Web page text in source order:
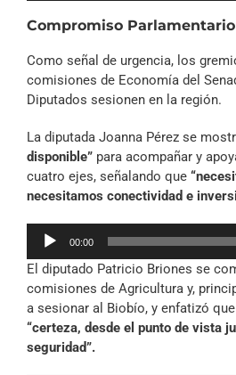
Compromiso Parlamentario
Como señal de urgencia, los
comisiones de Economía del
Diputados sesionen en la región.
La diputada Joanna Pérez se
disponible” para acompañar y
cuatro ejes, señalando que
necesitamos conectividad e
Reproductor
audio
00:00
El diputado Patricio Briones se
comisiones de Agricultura y,
a sesionar al Biobío, y enfatizó
“certeza, desde el punto de vista
seguridad”.